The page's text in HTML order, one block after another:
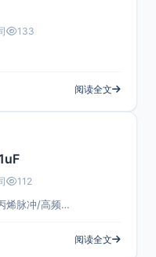
133
阅读全文
112
烯脉冲/高频…
阅读全文